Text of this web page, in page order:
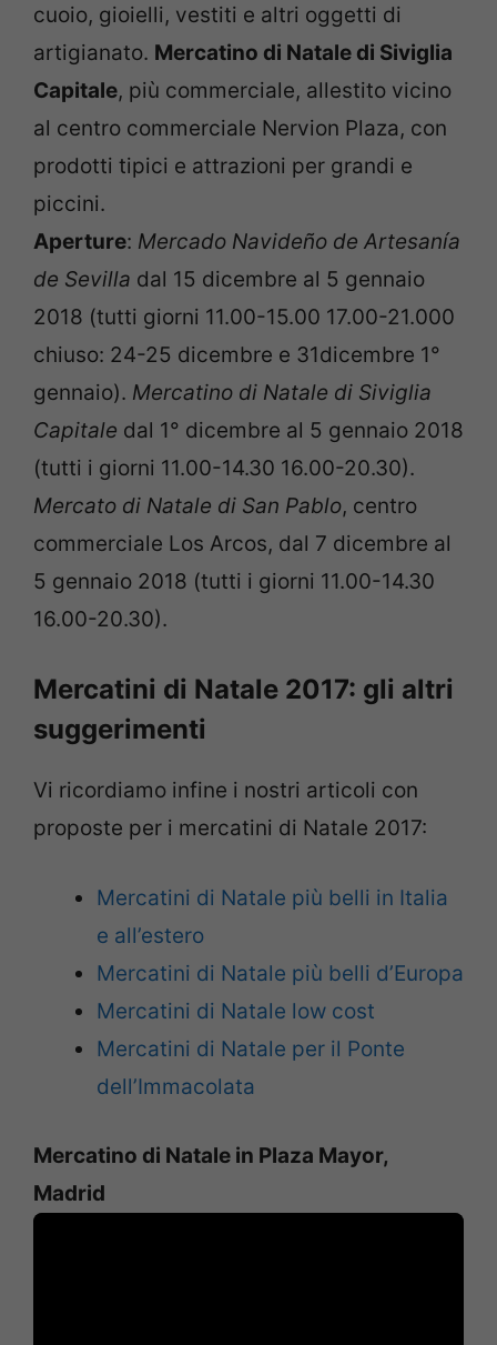
cuoio, gioielli, vestiti e altri oggetti di
artigianato. Mercatino di Natale di Siviglia
Capitale, più commerciale, allestito vicino
al centro commerciale Nervion Plaza, con
prodotti tipici e attrazioni per grandi e
piccini.
Aperture: Mercado Navideño de Artesanía
de Sevilla dal 15 dicembre al 5 gennaio
2018 (tutti giorni 11.00-15.00 17.00-21.000
chiuso: 24-25 dicembre e 31dicembre 1°
gennaio). Mercatino di Natale di Siviglia
Capitale dal 1° dicembre al 5 gennaio 2018
(tutti i giorni 11.00-14.30 16.00-20.30).
Mercato di Natale di San Pablo, centro
commerciale Los Arcos, dal 7 dicembre al
5 gennaio 2018 (tutti i giorni 11.00-14.30
16.00-20.30).
Mercatini di Natale 2017: gli altri
suggerimenti
Vi ricordiamo infine i nostri articoli con
proposte per i mercatini di Natale 2017:
Mercatini di Natale più belli in Italia
e all’estero
Mercatini di Natale più belli d’Europa
Mercatini di Natale low cost
Mercatini di Natale per il Ponte
dell’Immacolata
Mercatino di Natale in Plaza Mayor,
Madrid